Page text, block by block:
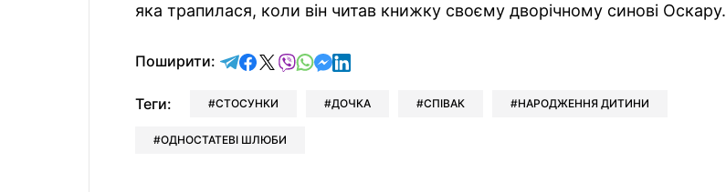
яка трапилася, коли він читав книжку своєму дворічному синові Оскару.
Поширити: відправити у Telegram
поділитись у Facebook
поділитись у X
відправити у Viber
відправити у Whatsapp
відправити у Messenger
відправити у LinkedIn
Теги: СТОСУНКИ ДОЧКА СПІВАК НАРОДЖЕННЯ ДИТИНИ
ОДНОСТАТЕВІ ШЛЮБИ